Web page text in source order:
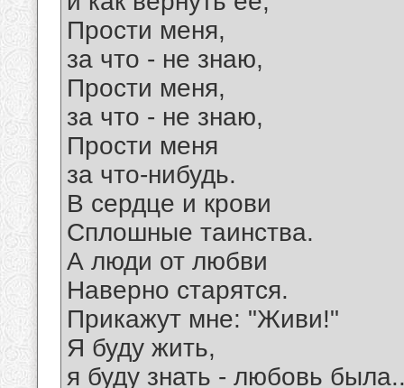
Прости меня,
за что - не знаю,
Прости меня,
за что - не знаю,
Прости меня
за что-нибудь.
В сердце и крови
Сплошные таинства.
А люди от любви
Наверно старятся.
Прикажут мне: "Живи!"
Я буду жить,
я буду знать - любовь